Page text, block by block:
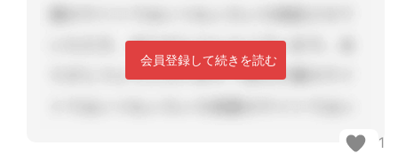
会員登録して続きを読む
1